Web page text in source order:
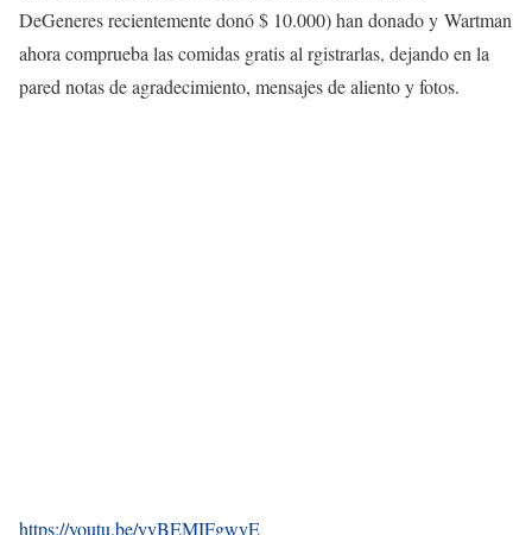
DeGeneres recientemente donó $ 10.000) han donado y Wartman
ahora comprueba las comidas gratis al rgistrarlas, dejando en la
pared notas de agradecimiento, mensajes de aliento y fotos.
https://youtu.be/yvBEMIFgwvE